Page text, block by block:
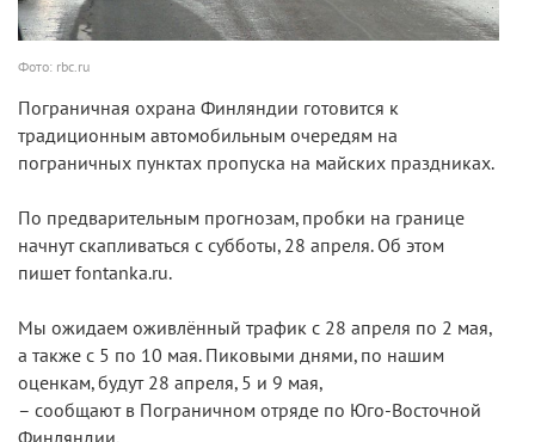
Фото: rbc.ru
Пограничная охрана Финляндии готовится к
традиционным автомобильным очередям на
пограничных пунктах пропуска на майских праздниках.
По предварительным прогнозам, пробки на границе
начнут скапливаться с субботы, 28 апреля. Об этом
пишет fontanka.ru.
Мы ожидаем оживлённый трафик с 28 апреля по 2 мая,
а также с 5 по 10 мая. Пиковыми днями, по нашим
оценкам, будут 28 апреля, 5 и 9 мая,
– сообщают в Пограничном отряде по Юго-Восточной